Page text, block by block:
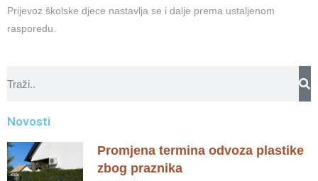
Prijevoz školske djece nastavlja se i dalje prema ustaljenom
rasporedu.
Novosti
Promjena termina odvoza plastike
zbog praznika